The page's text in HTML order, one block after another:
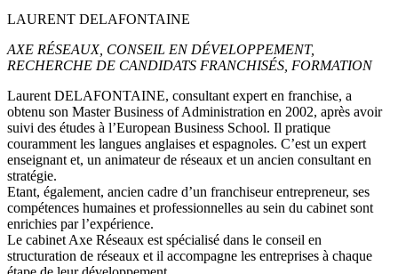
LAURENT DELAFONTAINE
AXE RÉSEAUX, CONSEIL EN DÉVELOPPEMENT,
RECHERCHE DE CANDIDATS FRANCHISÉS, FORMATION
Laurent DELAFONTAINE, consultant expert en franchise, a
obtenu son Master Business of Administration en 2002, après avoir
suivi des études à l’European Business School. Il pratique
couramment les langues anglaises et espagnoles. C’est un expert
enseignant et, un animateur de réseaux et un ancien consultant en
stratégie.
Etant, également, ancien cadre d’un franchiseur entrepreneur, ses
compétences humaines et professionnelles au sein du cabinet sont
enrichies par l’expérience.
Le cabinet Axe Réseaux est spécialisé dans le conseil en
structuration de réseaux et il accompagne les entreprises à chaque